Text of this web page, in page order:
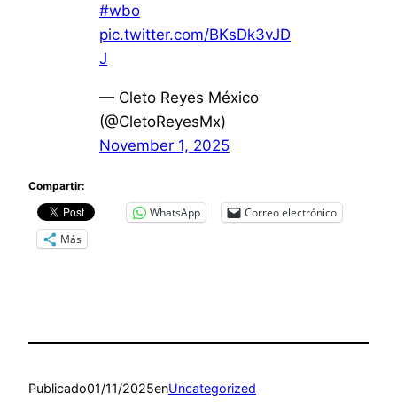
#wbo
pic.twitter.com/BKsDk3vJD
J
— Cleto Reyes México
(@CletoReyesMx)
November 1, 2025
Compartir:
WhatsApp
Correo electrónico
Más
Publicado01/11/2025enUncategorized